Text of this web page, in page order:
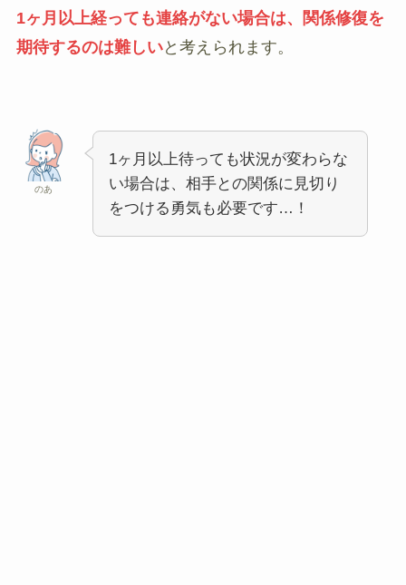
1ヶ月以上経っても連絡がない場合は、関係修復を
期待するのは難しいと考えられます。
のあ
1ヶ月以上待っても状況が変わらな
い場合は、相手との関係に見切り
をつける勇気も必要です…！